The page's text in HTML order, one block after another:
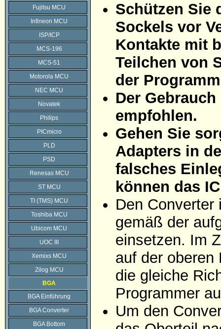
Fujitsu MCU
Infineon MCU
ISP/ICP
MCS-196
MCS-51
Motorola MCU
NEC MCU
Novatek
Philips
PICmicro
PLD
PSD
Renesas MCU
ST MCU
TI (TMS) MCU
Toshiba MCU
Ubicom MCU
UOC III
Xemixs MCU
Zilog MCU
BGA
BGA Einführung
BGA Converter
BGA Bottom
Schützen Sie
Sockels vor
Kontakte mit
Teilchen von
der
Der
empfohlen.
Gehen Sie
Adapters in
falsches
können das
Den
gemäß der
einsetzen. Im
auf der
die gleiche
Programmer
Um den